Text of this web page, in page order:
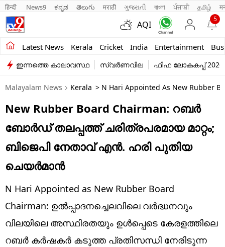
हिन्दी News9 ಕನ್ನಡ తెలుగు मराठी ગુજરાતી বাংলা ਪੰਜਾਬੀ தமிழ்
AQI
5
Latest News Kerala Cricket India Entertainment
Kerala
India
Entertainment
Business
Education
Lifestyle
world
Technology
ഇന്നത്തെ കാലാവസ്ഥ സ്വർണവില ഫിഫ ലോകകപ്പ് 2026
Malayalam News Kerala > N Hari Appointed As New Rubber
New Rubber Board Chairman: റബർ
ബോർഡ് തലപ്പത്ത് ചരിത്രപരമായ മാറ്റം;
ബിജെപി നേതാവ് എൻ. ഹരി പുതിയ
ചെയർമാൻ
N Hari Appointed as New Rubber Board
Chairman: ഉൽപ്പാദനച്ചെലവിലെ വർദ്ധനവും
വിലയിലെ അസ്ഥിരതയും ഉൾപ്പെടെ കേരളത്തിലെ
റബർ കർഷകർ കടുത്ത പ്രതിസന്ധി നേരിടുന്ന